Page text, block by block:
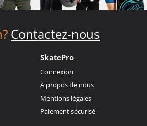
Contactez-nous
SkatePro
Connexion
À propos de nous
Mentions légales
Paiement sécurisé